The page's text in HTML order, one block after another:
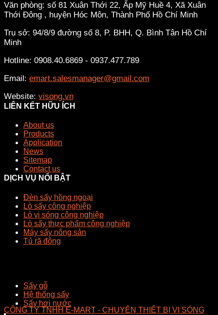
Văn phòng: số 81 Xuân Thới 22, Ấp Mỹ Huề 4, Xã Xuân
Thới Đông , huyện Hóc Môn, Thành Phố Hồ Chí Minh
Trụ sở: 94/8/9 đường số 8, P. BHH, Q. Bình Tân Hồ Chí
Minh
Hotline: 0908.40.6869 - 0937.477.789
Email: emart.salesmanager@gmail.com
Website: visong.vn
LIÊN KẾT HỮU ÍCH
About us
Products
Application
News
Sitemap
Contact us
DỊCH VỤ NỔI BẬT
Đèn sấy hồng ngoại
Lò sấy công nghiệp
Lò vi sóng công nghiệp
Lò sấy thực phẩm công nghiệp
Máy sấy nông sản
Tủ rã đông
Sấy gỗ
Hệ thống sấy
Sấy hơi nước
CÔNG TY TNHH E-MART - CHUYÊN THIẾT BỊ VI SÓNG